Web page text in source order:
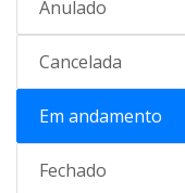
Anulado
Cancelada
Em andamento
Fechado